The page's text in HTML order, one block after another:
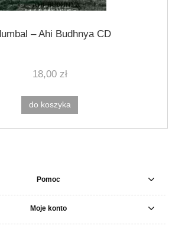
‎– Ahi Budhnya CD
18,00 zł
do koszyka
Pomoc
Moje konto